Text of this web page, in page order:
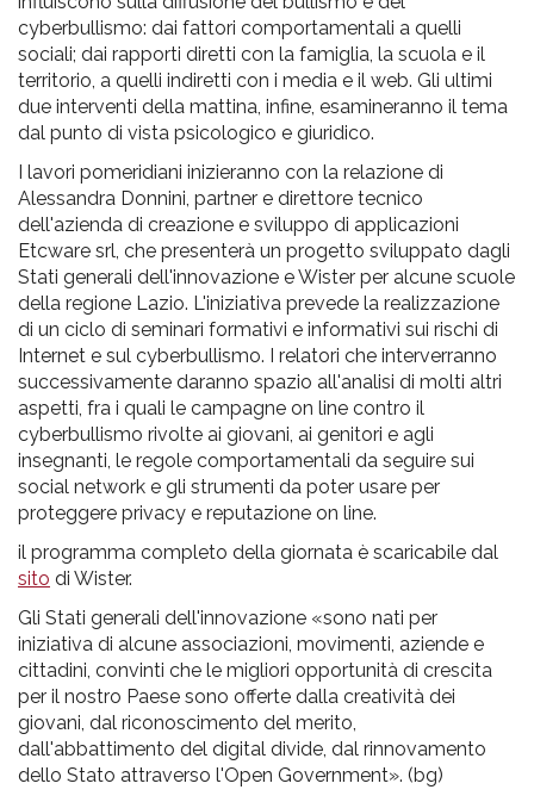
cyberbullismo: dai fattori comportamentali a quelli
sociali; dai rapporti diretti con la famiglia, la scuola e il
territorio, a quelli indiretti con i media e il web. Gli ultimi
due interventi della mattina, infine, esamineranno il tema
dal punto di vista psicologico e giuridico.
I lavori pomeridiani inizieranno con la relazione di
Alessandra Donnini, partner e direttore tecnico
dell'azienda di creazione e sviluppo di applicazioni
Etcware srl, che presenterà un progetto sviluppato dagli
Stati generali dell'innovazione e Wister per alcune scuole
della regione Lazio. L'iniziativa prevede la realizzazione
di un ciclo di seminari formativi e informativi sui rischi di
Internet e sul cyberbullismo. I relatori che interverranno
successivamente daranno spazio all'analisi di molti altri
aspetti, fra i quali le campagne on line contro il
cyberbullismo rivolte ai giovani, ai genitori e agli
insegnanti, le regole comportamentali da seguire sui
social network e gli strumenti da poter usare per
proteggere privacy e reputazione on line.
il programma completo della giornata è scaricabile dal
sito di Wister.
Gli Stati generali dell'innovazione «sono nati per
iniziativa di alcune associazioni, movimenti, aziende e
cittadini, convinti che le migliori opportunità di crescita
per il nostro Paese sono offerte dalla creatività dei
giovani, dal riconoscimento del merito,
dall'abbattimento del digital divide, dal rinnovamento
dello Stato attraverso l'Open Government». (bg)